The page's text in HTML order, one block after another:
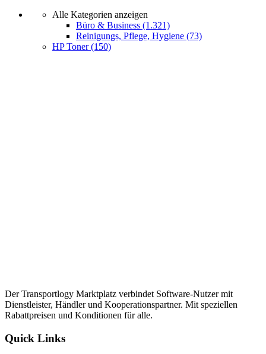
Alle Kategorien anzeigen
Büro & Business (1.321)
Reinigungs, Pflege, Hygiene (73)
HP Toner(150)
Der Transportlogy Marktplatz verbindet Software-Nutzer mit
Dienstleister, Händler und Kooperationspartner. Mit speziellen
Rabattpreisen und Konditionen für alle.
Quick Links